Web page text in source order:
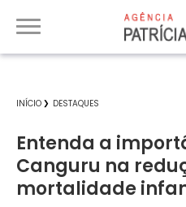
INÍCIO DESTAQUES
Entenda a
Canguru na
mortalidade